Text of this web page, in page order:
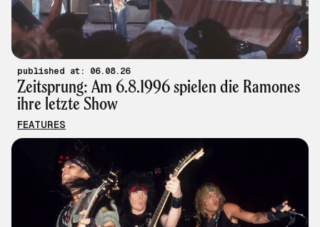
published at: 06.08.26
Zeitsprung: Am 6.8.1996 spielen die Ramones
ihre letzte Show
FEATURES